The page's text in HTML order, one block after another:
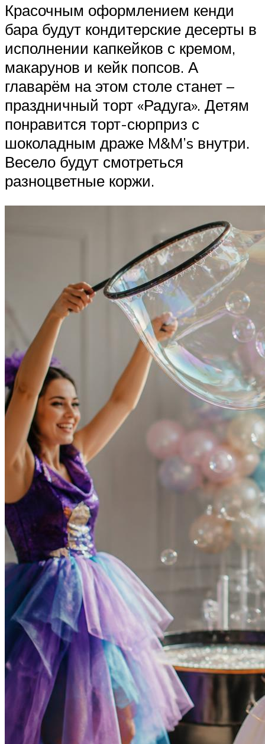
Красочным оформлением кенди
бара будут кондитерские десерты в
исполнении капкейков с кремом,
макарунов и кейк попсов. А
главарём на этом столе станет –
праздничный торт «Радуга». Детям
понравится торт-сюрприз с
шоколадным драже M&M’s внутри.
Весело будут смотреться
разноцветные коржи.